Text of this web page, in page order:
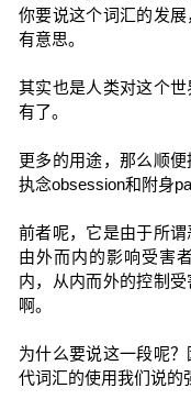
你要说这个词汇的发
有意思。
其实也是人类对这个
有了。
更多的用途，那么顺
执念obsession和附身
前者呢，它是由于所
由外而内的影响受害
内，从内而外的控制
啊。
为什么要说这一段呢
代词汇的使用我们说的